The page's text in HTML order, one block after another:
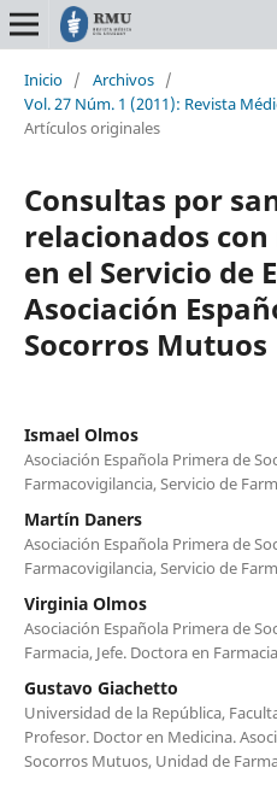
Inicio / Archivos /
Vol. 27 Núm. 1 (2011): Revista
Artículos originales
Consultas por
relacionados
en el Servicio de
Asociación
Socorros Mutuos
Ismael Olmos
Asociación Española Primera de
Farmacovigilancia, Servicio de
Martín Daners
Asociación Española Primera de
Farmacovigilancia, Servicio de
Virginia Olmos
Asociación Española Primera de
Farmacia, Jefe. Doctora en
Gustavo Giachetto
Universidad de la República,
Profesor. Doctor en Medicina.
Socorros Mutuos, Unidad de